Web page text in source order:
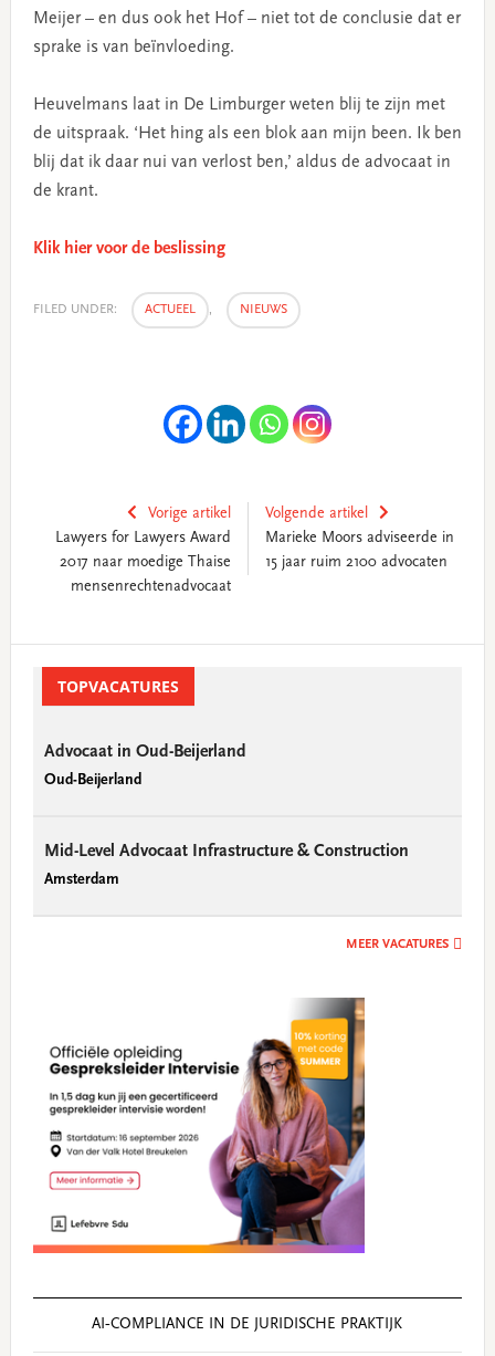
Meijer – en dus ook het Hof – niet tot de conclusie dat er
sprake is van beïnvloeding.
Heuvelmans laat in De Limburger weten blij te zijn met
de uitspraak. ‘Het hing als een blok aan mijn been. Ik ben
blij dat ik daar nui van verlost ben,’ aldus de advocaat in
de krant.
Klik hier voor de beslissing
FILED UNDER: ACTUEEL , NIEUWS
Vorige artikel
Lawyers for Lawyers Award
2017 naar moedige Thaise
mensenrechtenadvocaat
Volgende artikel
Marieke Moors adviseerde in
15 jaar ruim 2100 advocaten
SidebarTOPVACATURES
Advocaat in Oud-Beijerland
Oud-Beijerland
Mid-Level Advocaat Infrastructure & Construction
Amsterdam
MEER VACATURES
AI‑COMPLIANCE IN DE JURIDISCHE PRAKTIJK